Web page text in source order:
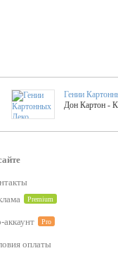
Гении
Дон Картон -
Букинг компания №1
Premium
аккаунт Pro
оплаты